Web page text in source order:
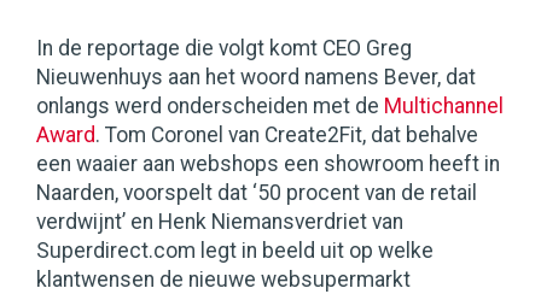
In de reportage die volgt komt CEO Greg
Nieuwenhuys aan het woord namens Bever, dat
onlangs werd onderscheiden met de Multichannel
Award. Tom Coronel van Create2Fit, dat behalve
een waaier aan webshops een showroom heeft in
Naarden, voorspelt dat ‘50 procent van de retail
verdwijnt’ en Henk Niemansverdriet van
Superdirect.com legt in beeld uit op welke
klantwensen de nieuwe websupermarkt